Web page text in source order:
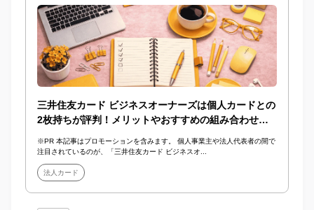
三井住友カード ビジネスオーナーズは個人カードとの
2枚持ちが評判！メリットやおすすめの組み合わせも
※PR 本記事はプロモーションを含みます。 個人事業主や法人代表者の間で
注目されているのが、「三井住友カード ビジネスオ...
法人カード